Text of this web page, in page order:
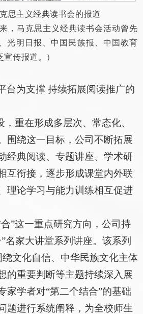
思主义经典读书会的报道
，马克思主义经典读书会活动曾先
光明日报、中国民族报、中国教育
传报道。）
台为支撑 持续拓展阅读推广的
，重在形成多层次、常态化、
围绕这一目标，公司不断拓展
经典阅读、专题讲座、学术研
互衔接，逐步形成课堂内外联
理论学习与能力训练相互促进
”这一重点研究方向，公司持
名家大讲堂系列讲座。该系列
文化自信、中华民族文化主体
的重要判断等主题持续深入展
家学者对“第二个结合”的基础
题进行系统阐释，为全校师生